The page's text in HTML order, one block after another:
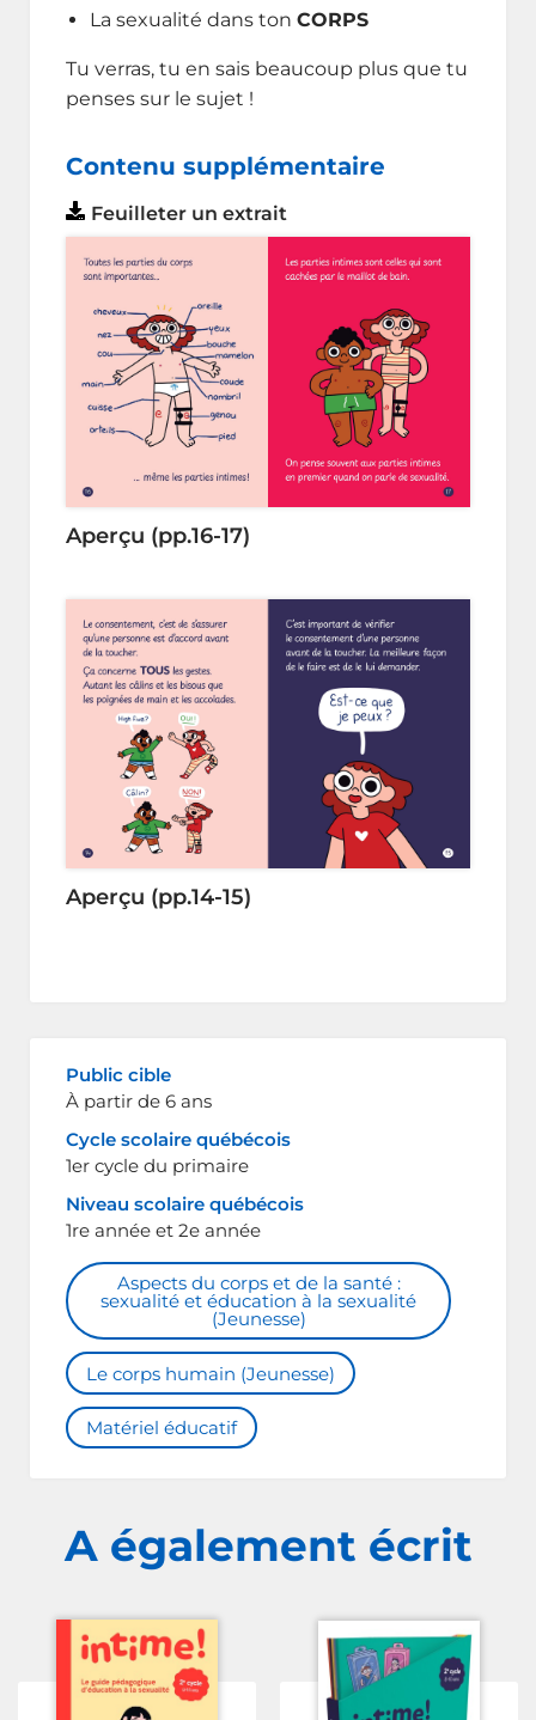
La sexualité dans ton CORPS
Tu verras, tu en sais beaucoup plus que tu
penses sur le sujet !
Contenu supplémentaire
Feuilleter un extrait
Aperçu (pp.16-17)
Aperçu (pp.14-15)
Public cible
À partir de 6 ans
Cycle scolaire québécois
1er cycle du primaire
Niveau scolaire québécois
1re année et 2e année
Aspects du corps et de la santé :
sexualité et éducation à la sexualité
(Jeunesse)
Le corps humain (Jeunesse)
Matériel éducatif
A également écrit